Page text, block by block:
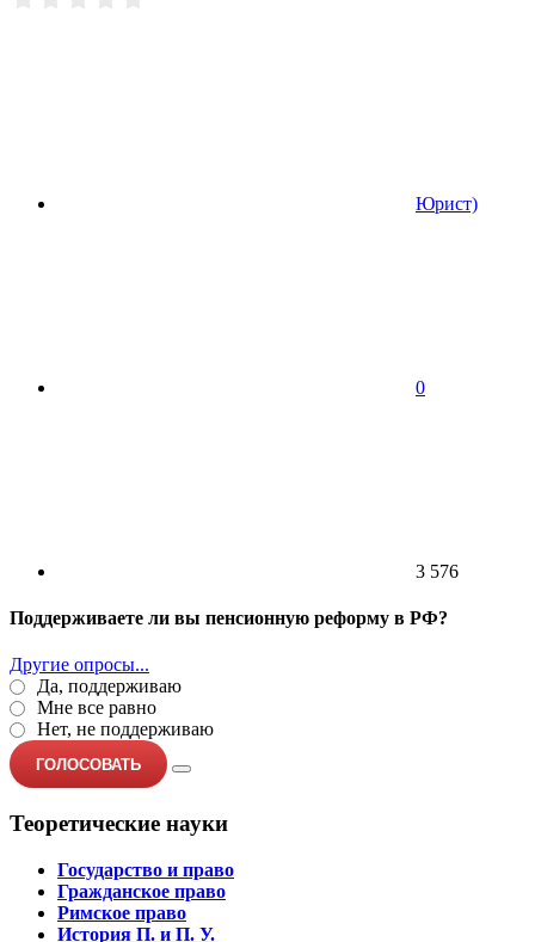
Юрист)
0
3 576
Поддерживаете ли вы пенсионную реформу в РФ?
Другие опросы...
Да, поддерживаю
Мне все равно
Нет, не поддерживаю
ГОЛОСОВАТЬ
Теоретические науки
Государство и право
Гражданское право
Римское право
История П. и П. У.